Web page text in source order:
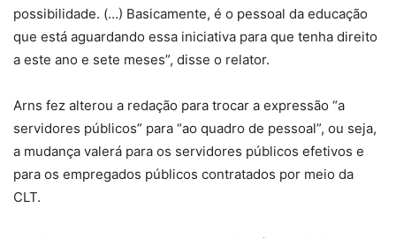
possibilidade. (…) Basicamente, é o pessoal da educação
que está aguardando essa iniciativa para que tenha direito
a este ano e sete meses”, disse o relator.
Arns fez alterou a redação para trocar a expressão “a
servidores públicos” para “ao quadro de pessoal”, ou seja,
a mudança valerá para os servidores públicos efetivos e
para os empregados públicos contratados por meio da
CLT.